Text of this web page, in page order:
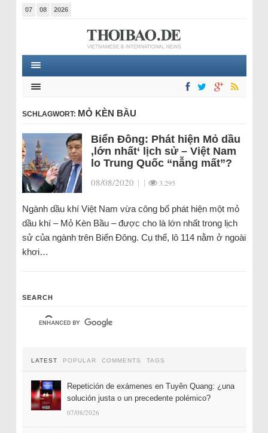
07 08 2026
SCHLAGWORT: MỎ KÈN BẦU
Biển Đông: Phát hiện Mỏ dầu
‚lớn nhất‘ lịch sử – Việt Nam
lo Trung Quốc “nẫng mất”?
08/08/2020 | | 3.295
Ngành dầu khí Việt Nam vừa công bố phát hiện một mỏ
dầu khí – Mỏ Kèn Bầu – được cho là lớn nhất trong lịch
sử của ngành trên Biển Đông. Cụ thể, lô 114 nằm ở ngoài
khơi…
SEARCH
LATEST POPULAR COMMENTS TAGS
Repetición de exámenes en Tuyên Quang: ¿una
solución justa o un precedente polémico?
07/08/2026